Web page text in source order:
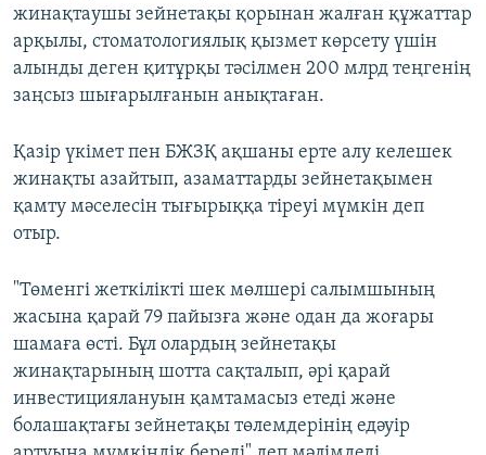
жинақтаушы зейнетақы қорынан жалған құжаттар
арқылы, стоматологиялық қызмет көрсету үшін
алынды деген қитұрқы тәсілмен 200 млрд теңгенің
заңсыз шығарылғанын анықтаған.
Қазір үкімет пен БЖЗҚ ақшаны ерте алу келешек
жинақты азайтып, азаматтарды зейнетақымен
қамту мәселесін тығырыққа тіреуі мүмкін деп
отыр.
"Төменгі жеткілікті шек мөлшері салымшының
жасына қарай 79 пайызға және одан да жоғары
шамаға өсті. Бұл олардың зейнетақы
жинақтарының шотта сақталып, әрі қарай
инвестициялануын қамтамасыз етеді және
болашақтағы зейнетақы төлемдерінің едәуір